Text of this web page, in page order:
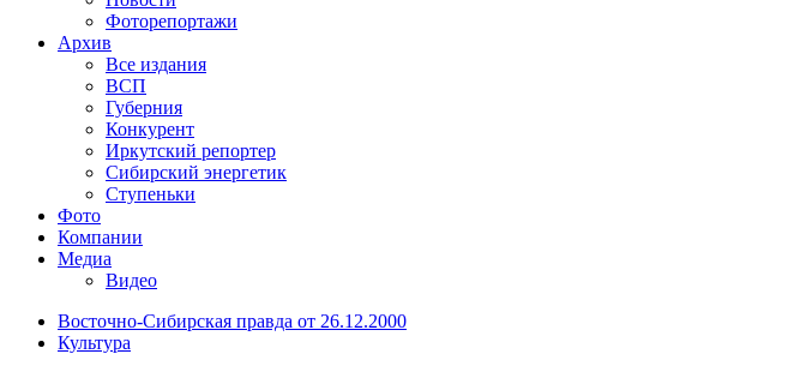
Фоторепортажи
Архив
Все издания
ВСП
Губерния
Конкурент
Иркутский репортер
Сибирский энергетик
Ступеньки
Фото
Компании
Медиа
Видео
Восточно-Сибирская правда от 26.12.2000
Культура